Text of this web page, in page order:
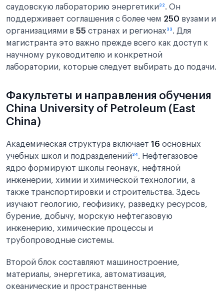
саудовскую лабораторию энергетики³². Он
поддерживает соглашения с более чем 250 вузами и
организациями в 55 странах и регионах³³. Для
магистранта это важно прежде всего как доступ к
научному руководителю и конкретной
лаборатории, которые следует выбирать до подачи.
Факультеты и направления обучения
China University of Petroleum (East
China)
Академическая структура включает 16 основных
учебных школ и подразделений³⁴. Нефтегазовое
ядро формируют школы геонаук, нефтяной
инженерии, химии и химической технологии, а
также транспортировки и строительства. Здесь
изучают геологию, геофизику, разведку ресурсов,
бурение, добычу, морскую нефтегазовую
инженерию, химические процессы и
трубопроводные системы.
Второй блок составляют машиностроение,
материалы, энергетика, автоматизация,
океанические и пространственные